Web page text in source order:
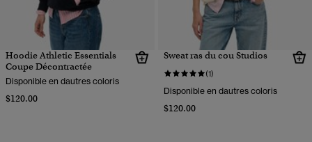
Hoodie Athletic Essentials
Coupe Décontractée
Disponible en dautres coloris
$120.00
Sweat ras du cou Studios
(1)
Disponible en dautres coloris
$120.00